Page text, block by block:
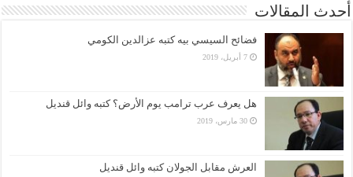
أحدث المقالات
فضائح السيسي بيه كتبه عزالدين الكومي
7 أبريل، 2019
هل يعرف عرب ترامب يوم الأرض؟ كتبه وائل قنديل
30 مارس، 2019
العرش مقابل الجولان كتبه وائل قنديل